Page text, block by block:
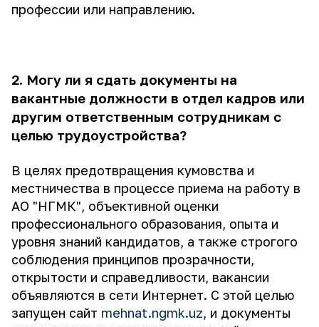
профессии или направлению.
2. Могу ли я сдать документы на
вакантные должности в отдел кадров или
другим ответственным сотрудникам с
целью трудоустройства?
В целях предотвращения кумовства и
местничества в процессе приема на работу в
АО "НГМК", объективной оценки
профессионального образования, опыта и
уровня знаний кандидатов, а также строгого
соблюдения принципов прозрачности,
открытости и справедливости, вакансии
объявляются в сети Интернет. С этой целью
запущен сайт mehnat.ngmk.uz, и документы